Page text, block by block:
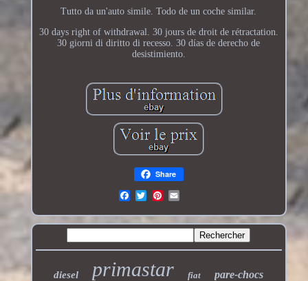
Tutto da un'auto simile. Todo de un coche similar.
30 days right of withdrawal. 30 jours de droit de rétractation.
30 giorni di diritto di recesso. 30 días de derecho de
desistimiento.
Share
diesel primastar fiat pare-chocs